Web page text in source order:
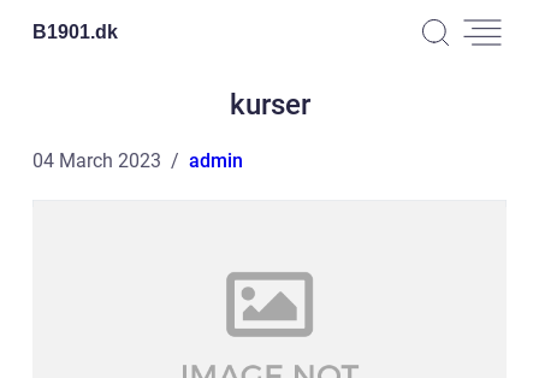
B1901.dk
kurser
04 March 2023 admin